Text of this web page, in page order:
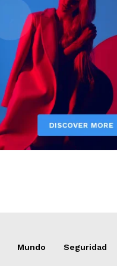
Mundo Seguridad